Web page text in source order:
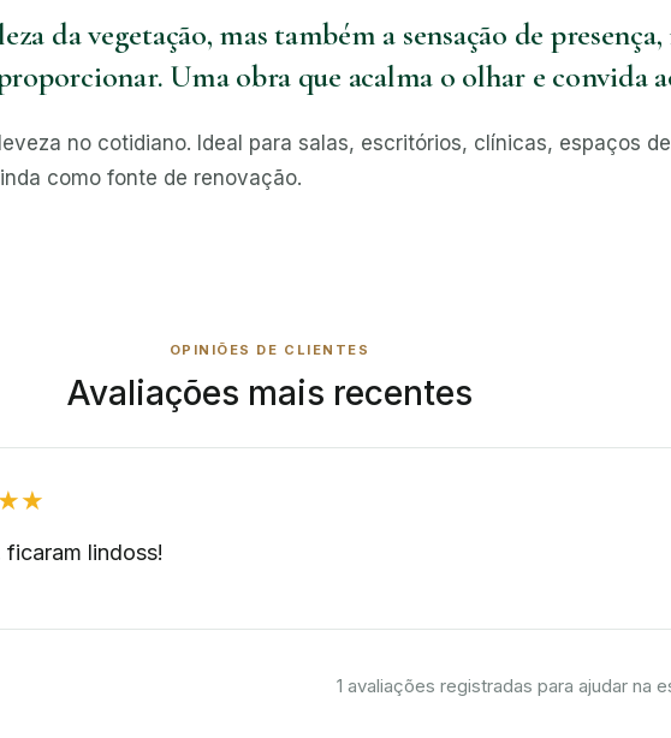
da vegetação, mas também a sensação de
Uma obra que acalma o olhar e convida
no cotidiano. Ideal para salas, escritórios, clínicas, espaços
como fonte de renovação.
OPINIÕES DE CLIENTES
Avaliações mais recentes
ficaram lindoss!
1 avaliações registradas para ajudar na